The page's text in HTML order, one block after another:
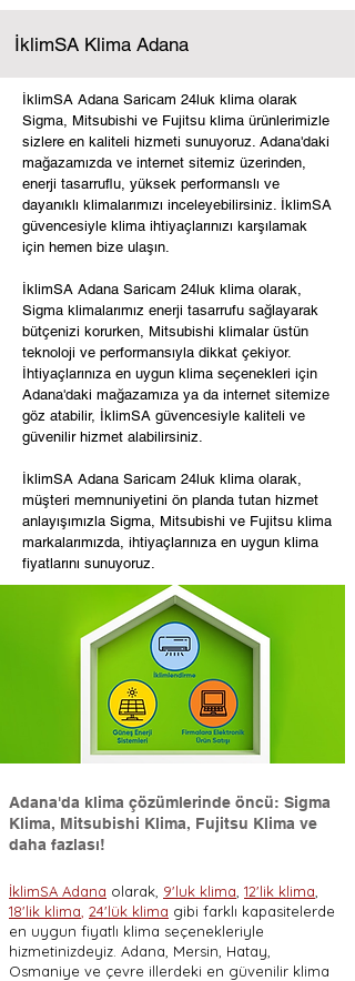
İklimSA Klima Adana
İklimSA Adana Saricam 24luk klima olarak
Sigma, Mitsubishi ve Fujitsu klima ürünlerimizle
sizlere en kaliteli hizmeti sunuyoruz. Adana'daki
mağazamızda ve internet sitemiz üzerinden,
enerji tasarruflu, yüksek performanslı ve
dayanıklı klimalarımızı inceleyebilirsiniz. İklimSA
güvencesiyle klima ihtiyaçlarınızı karşılamak
için hemen bize ulaşın.
İklimSA Adana Saricam 24luk klima olarak,
Sigma klimalarımız enerji tasarrufu sağlayarak
bütçenizi korurken, Mitsubishi klimalar üstün
teknoloji ve performansıyla dikkat çekiyor.
İhtiyaçlarınıza en uygun klima seçenekleri için
Adana'daki mağazamıza ya da internet sitemize
göz atabilir, İklimSA güvencesiyle kaliteli ve
güvenilir hizmet alabilirsiniz.
İklimSA Adana Saricam 24luk klima olarak,
müşteri memnuniyetini ön planda tutan hizmet
anlayışımızla Sigma, Mitsubishi ve Fujitsu klima
markalarımızda, ihtiyaçlarınıza en uygun klima
fiyatlarını sunuyoruz.
Adana'da klima çözümlerinde öncü: Sigma
Klima, Mitsubishi Klima, Fujitsu Klima ve
daha fazlası!
İklimSA Adana olarak, 9'luk klima 12'lik klima
18'lik klima 24'lük klima gibi farklı kapasitelerde
en uygun fiyatlı klima seçenekleriyle
hizmetinizdeyiz. Adana, Mersin, Hatay,
Osmaniye ve çevre illerdeki en güvenilir klima